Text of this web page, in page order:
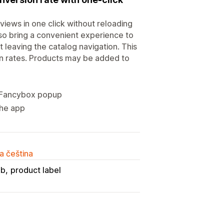
in one click without reloading
bring a convenient experience to
the catalog navigation. This
rates. Products may be added to
popup
app
čeština
product label